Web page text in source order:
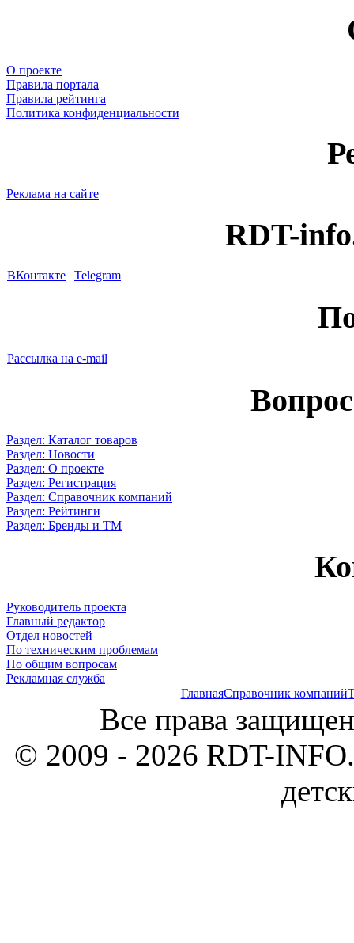
О проекте
Правила портала
Правила рейтинга
Политика конфиденциальности
Реклама на сайте
RDT-
ВКонтакте Telegram
Рассылка на e-mail
Раздел: Каталог товаров
Раздел: Новости
Раздел: О проекте
Раздел: Регистрация
Раздел: Справочник компаний
Раздел: Рейтинги
Раздел: Бренды и ТМ
Руководитель проекта
Главный редактор
Отдел новостей
По техническим проблемам
По общим вопросам
Рекламная служба
ГлавнаяСправочник компаний
Все права
© 2009 - 2026 RDT-